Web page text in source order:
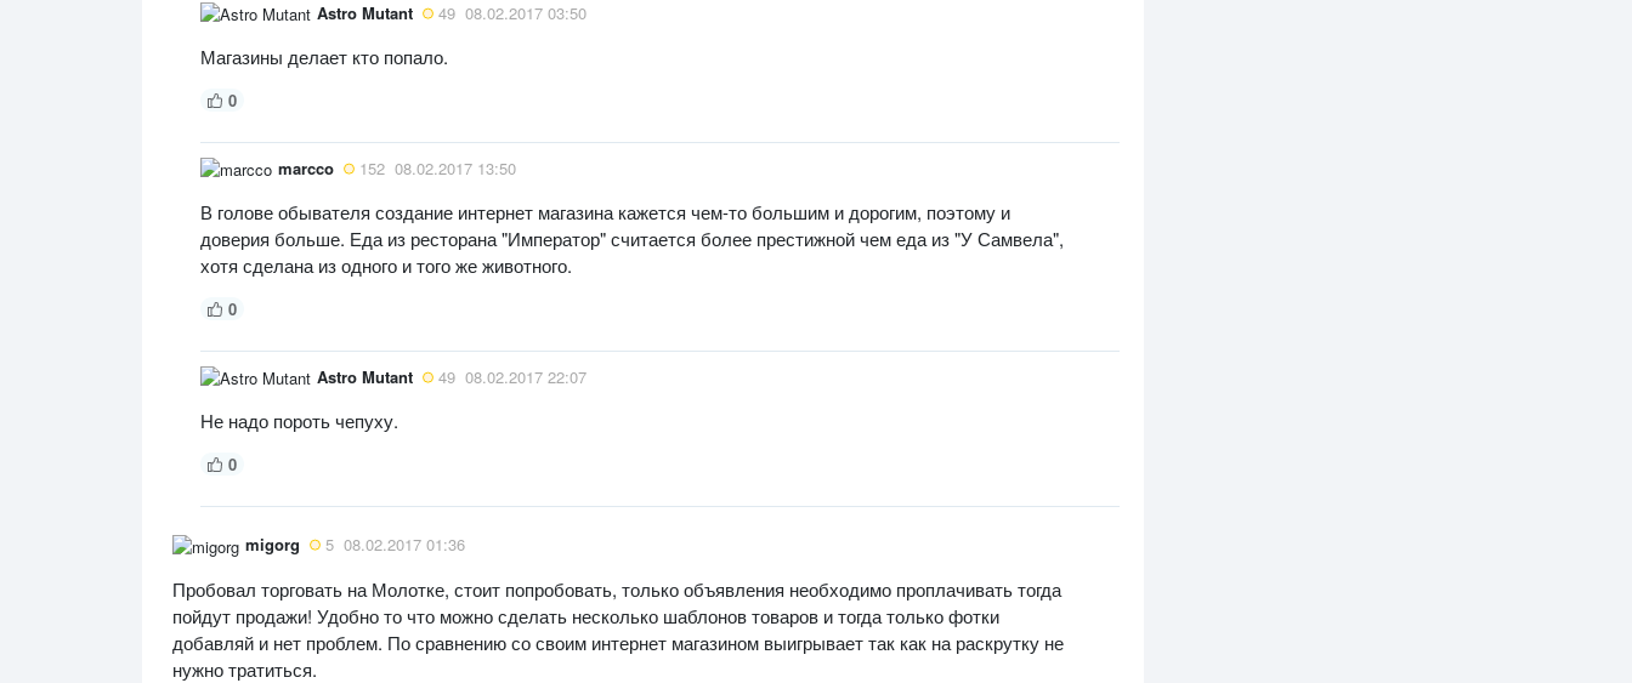
Astro Mutant 49 08.02.2017 03:50
Магазины делает кто попало.
0
marcco 152 08.02.2017 13:50
В голове обывателя создание интернет магазина кажется чем-то большим и дорогим, поэтому и
доверия больше. Еда из ресторана "Император" считается более престижной чем еда из "У Самвела",
хотя сделана из одного и того же животного.
0
Astro Mutant 49 08.02.2017 22:07
Не надо пороть чепуху.
0
migorg 5 08.02.2017 01:36
Пробовал торговать на Молотке, стоит попробовать, только объявления необходимо проплачивать тогда
пойдут продажи! Удобно то что можно сделать несколько шаблонов товаров и тогда только фотки
добавляй и нет проблем. По сравнению со своим интернет магазином выигрывает так как на раскрутку не
нужно тратиться.